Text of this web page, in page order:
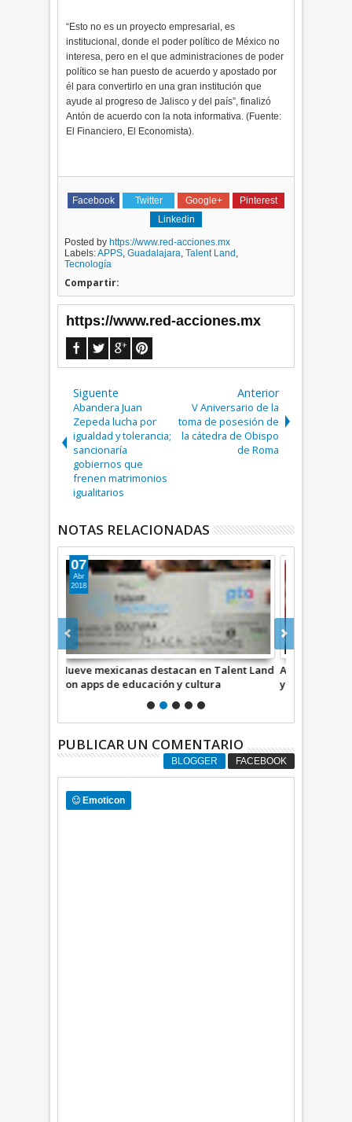
“Esto no es un proyecto empresarial, es
institucional, donde el poder político de México no
interesa, pero en el que administraciones de poder
político se han puesto de acuerdo y apostado por
él para convertirlo en una gran institución que
ayude al progreso de Jalisco y del país”, finalizó
Antón de acuerdo con la nota informativa. (Fuente:
El Financiero, El Economista).
Facebook Twitter Google+
Pinterest
Linkedin
Posted by https://www.red-acciones.mx
Labels:APPS,Guadalajara,Talent Land ,
Tecnología
Compartir:
https://www.red-acciones.mx
Siguente
Abandera Juan
Zepeda lucha por
igualdad y tolerancia;
sancionaría
gobiernos que
frenen matrimonios
igualitarios
Anterior
V Aniversario de la
toma de posesión de
la cátedra de Obispo
de Roma
NOTAS RELACIONADAS
Alimentación, adultos mayores, tecnología
y bienestar animal destaca Raúl Ponce en
informe al Distrito 42: Ecatepec
11
Ago
2024
PUBLICAR UN COMENTARIO
BLOGGER FACEBOOK
Emoticon